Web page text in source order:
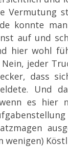
Vermutung
konnte
auf und
hier wohl
jeder
dass
Und
es hier
wenigen)